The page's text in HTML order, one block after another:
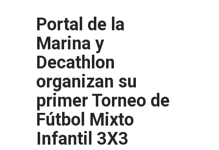
Portal de la
Marina y
Decathlon
organizan su
primer Torneo de
Fútbol Mixto
Infantil 3X3